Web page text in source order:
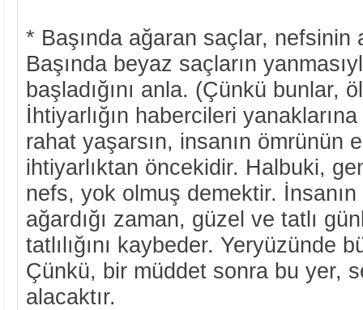
* Başında ağaran saçlar, nefsinin
Başında beyaz saçların
başladığını anla. (Çünkü bunlar,
İhtiyarlığın habercileri
rahat yaşarsın, insanın ömrünün
ihtiyarlıktan öncekidir. Halbuki,
nefs, yok olmuş demektir. İnsanın
ağardığı zaman, güzel ve tatlı
tatlılığını kaybeder. Yeryüzünde
Çünkü, bir müddet sonra bu yer,
alacaktır.